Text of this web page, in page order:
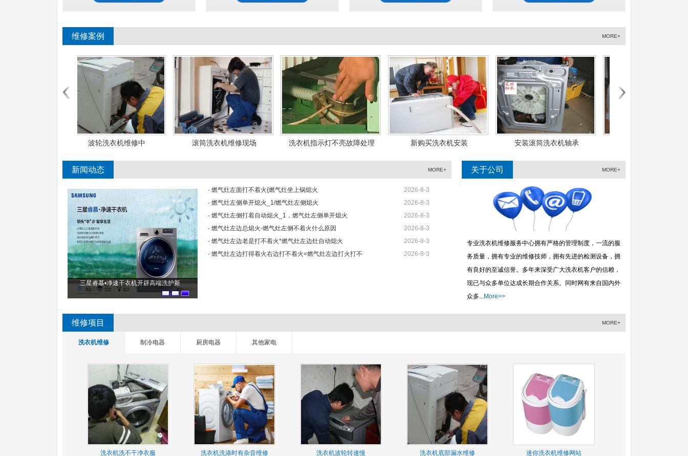
1 2
维修案例 MORE+
滚筒洗衣机维修现场 洗衣机指示灯不亮故障处理 新购买洗衣机安装 安装滚筒洗衣机轴承 干衣机故障维修
新闻动态 MORE+
三星睿慕•净速干衣机开辟高端洗护新
· 燃气灶左面打不着火{燃气灶坐上锅熄火
2026-8-3
· 燃气灶左侧单开熄火_1/燃气灶左侧熄火
2026-8-3
· 燃气灶左侧打着自动熄火_1，燃气灶左侧单开熄火
2026-8-3
· 燃气灶左边总熄火-燃气灶左侧不着火什么原因
2026-8-3
· 燃气灶左边老是打不着火*燃气灶左边灶自动熄火
2026-8-3
· 燃气灶左边打得着火右边打不着火=燃气灶左边打火打不 2026-8-3
关于公司 MORE+
专业洗衣机维修服务中心拥有严格的管理制度，一流的服
务质量，拥有专业的维修技师，拥有先进的检测设备，拥
有良好的至诚信誉。多年来深受广大洗衣机客户的信赖，
现已与众多单位达成长期合作关系。同时网有来自国内外
众多...More>>
维修项目 MORE+
洗衣机维修 制冷电器 厨房电器 其他家电
洗衣机洗不干净衣服 洗衣机洗涤时有杂音维修 洗衣机波轮转速慢 洗衣机底部漏水维修 迷你洗衣机维修网站